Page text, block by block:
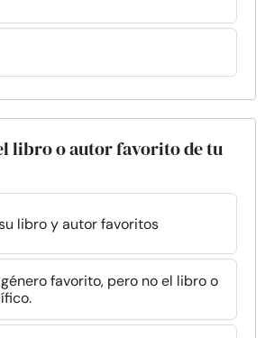
libro o autor favorito de tu
libro y autor favoritos
favorito, pero no el libro o